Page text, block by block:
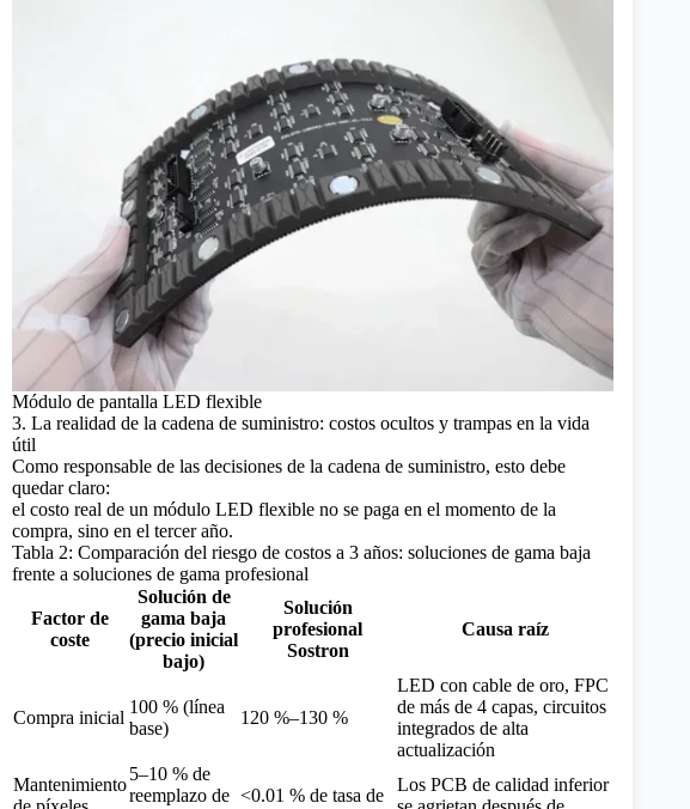
Módulo de pantalla LED flexible
3. La realidad de la cadena de suministro: costos ocultos y trampas en la vida
útil
Como responsable de las decisiones de la cadena de suministro, esto debe
quedar claro:
el costo real de un módulo LED flexible no se paga en el momento de la
compra, sino en el tercer año.
Tabla 2: Comparación del riesgo de costos a 3 años: soluciones de gama baja
frente a soluciones de gama profesional
Factor de
coste
Solución de
gama baja
(precio inicial
bajo)
Solución
profesional
Sostron
Causa raíz
Compra inicial
100 % (línea
base)
120 %–130 %
LED con cable de oro, FPC
de más de 4 capas, circuitos
integrados de alta
actualización
Mantenimiento
5–10 % de
reemplazo de <0.01 % de tasa de
Los PCB de calidad inferior